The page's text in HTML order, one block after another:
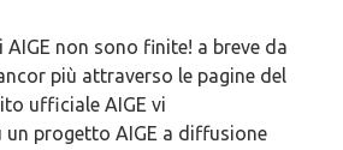
AIGE non sono finite! a breve da
più attraverso le pagine del
ufficiale AIGE vi
un progetto AIGE a diffusione